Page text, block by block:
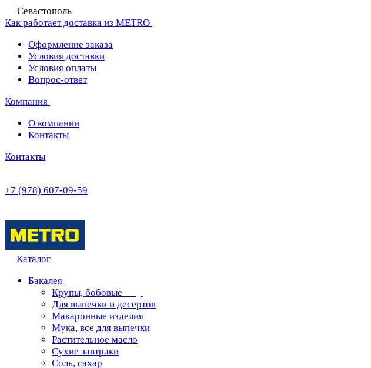
Севастополь
Как работает доставка из METRO
Оформление заказа
Условия доставки
Условия оплаты
Вопрос-ответ
Компания
О компании
Контакты
Контакты
+7 (978) 607-09-59
Каталог
Бакалея
Крупы, бобовые
Для выпечки и десертов
Макаронные изделия
Мука, все для выпечки
Растительное масло
Сухие завтраки
Соль, сахар